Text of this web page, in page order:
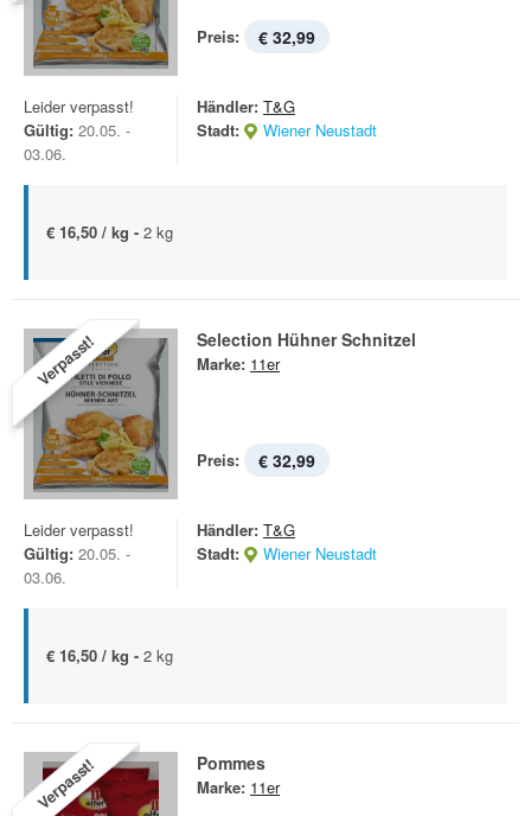
Preis: € 32,99
Leider verpasst!
Gültig: 20.05. -
03.06.
Händler: T&G
Stadt:
Wiener Neustadt
€ 16,50 / kg - 2 kg
Verpasst! Selection Hühner Schnitzel
Marke: 11er
Preis: € 32,99
Leider verpasst!
Gültig: 20.05. -
03.06.
Händler: T&G
Stadt:
Wiener Neustadt
€ 16,50 / kg - 2 kg
Verpasst! Pommes
Marke: 11er